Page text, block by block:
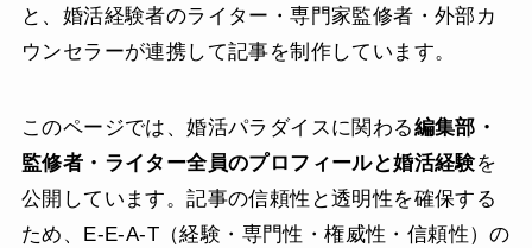
と、婚活経験者のライター・専門家監修者・外部カ
ウンセラーが連携して記事を制作しています。
このページでは、婚活パラダイスに関わる編集部・
監修者・ライター全員のプロフィールと婚活経験を
公開しています。記事の信頼性と透明性を確保する
ため、E-E-A-T（経験・専門性・権威性・信頼性）の